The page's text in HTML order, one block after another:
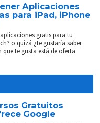
Aplicaciones
para iPad, iPhone
gratis para tu
o quizá ¿te gustaría saber
te gusta está de oferta
Gratuitos
Google